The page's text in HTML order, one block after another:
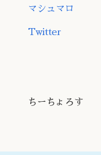
マシュマロ
Twitter
ちーちょろす